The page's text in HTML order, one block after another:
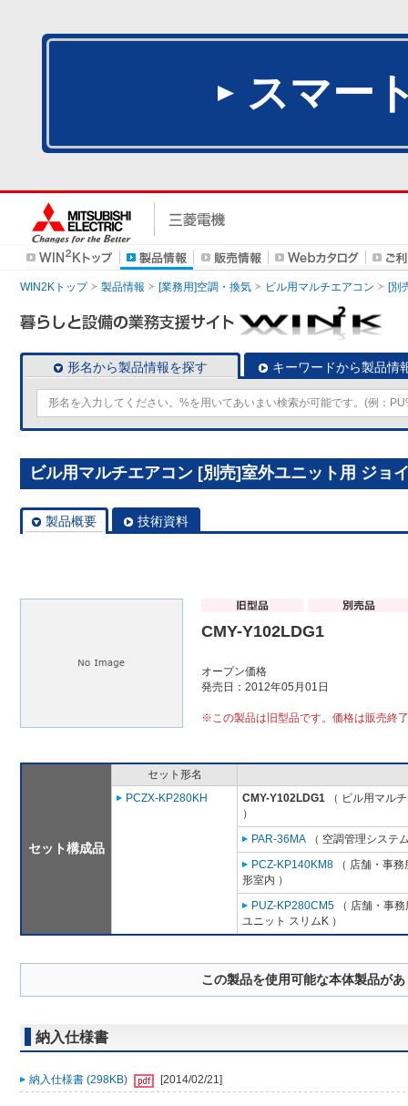
スマー
WIN2Kトップ 製品情報 [業務用]空調・換気 ビル用マルチエアコン [別
形名から製品情報を探す キーワードから製品情
ビル用マルチエアコン [別売]室外ユニット用 ジョ
製品概要 技術資料
CMY-Y102LDG1
オープン価格
発売日：2012年05月01日
※この製品は旧型品です。価格は販売終
セット構成品
セット形名
PCZX-KP280KH
CMY-Y102LDG1 （ ビル用マル
）
PAR-36MA （ 空調管理システ
PCZ-KP140KM8 （ 店舗・事
形室内 ）
PUZ-KP280CM5 （ 店舗・事
ユニット スリムK ）
この製品を使用可能な本体製品が
納入仕様書
納入仕様書 (298KB) [2014/02/21]